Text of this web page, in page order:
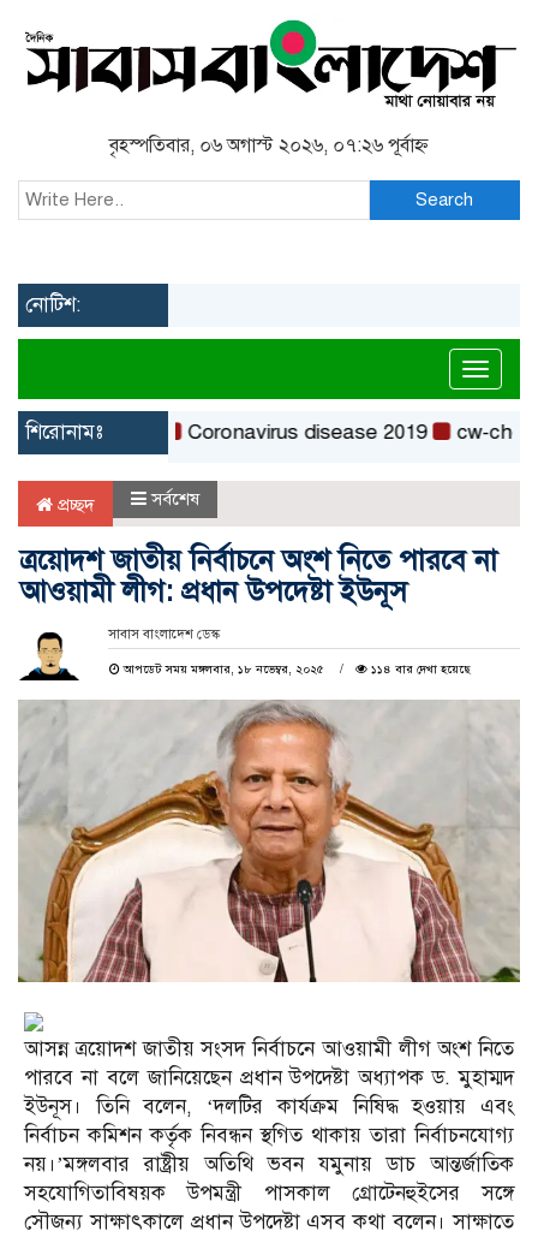
বৃহস্পতিবার, ০৬ অগাস্ট ২০২৬, ০৭:২৬ পূর্বাহ্ন
Search
নোটিশ:
শিরোনামঃ Coronavirus disease 2019 cw-check-
প্রচ্ছদ সর্বশেষ
ত্রয়োদশ জাতীয় নির্বাচনে অংশ নিতে পারবে না
আওয়ামী লীগ: প্রধান উপদেষ্টা ইউনূস
সাবাস বাংলাদেশ ডেস্ক
আপডেট সময় মঙ্গলবার, ১৮ নভেম্বর, ২০২৫ ১১৪ বার দেখা হয়েছে
আসন্ন ত্রয়োদশ জাতীয় সংসদ নির্বাচনে আওয়ামী লীগ অংশ নিতে
পারবে না বলে জানিয়েছেন প্রধান উপদেষ্টা অধ্যাপক ড. মুহাম্মদ
ইউনূস। তিনি বলেন, ‘দলটির কার্যক্রম নিষিদ্ধ হওয়ায় এবং
নির্বাচন কমিশন কর্তৃক নিবন্ধন স্থগিত থাকায় তারা নির্বাচনযোগ্য
নয়।’মঙ্গলবার রাষ্ট্রীয় অতিথি ভবন যমুনায় ডাচ আন্তর্জাতিক
সহযোগিতাবিষয়ক উপমন্ত্রী পাসকাল গ্রোটেনহুইসের সঙ্গে
সৌজন্য সাক্ষাৎকালে প্রধান উপদেষ্টা এসব কথা বলেন। সাক্ষাতে